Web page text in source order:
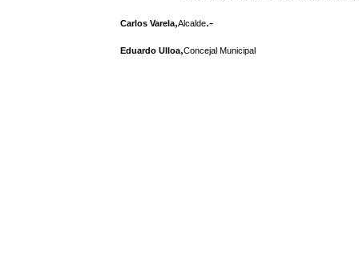
Carlos Varela,Alcalde.-
Eduardo Ulloa,Concejal Municipal